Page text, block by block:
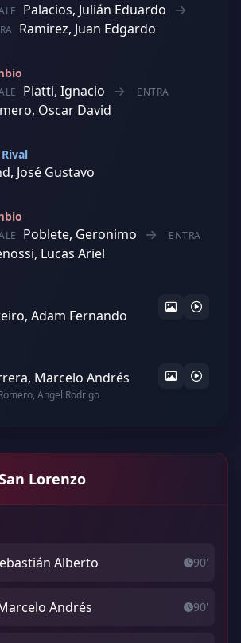
Palacios, Julián Eduardo
Ramirez, Juan Edgardo
Piatti, Ignacio ENTRA
Oscar David
José Gustavo
Poblete, Geronimo ENTRA
Lucas Ariel
Adam Fernando
Marcelo Andrés
Angel Rodrigo
Lorenzo
Alberto 90'
Andrés 90'